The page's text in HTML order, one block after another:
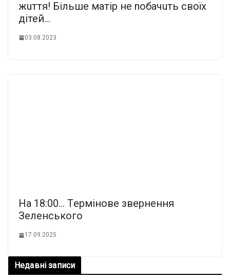
жuття! Більше матір не nобачuть своїх
дітей…
03.08.2023
Ha 18:00… Тepмiнoвe звepнeння
Зeлeнcькoгo
17.09.2025
Недавні записи